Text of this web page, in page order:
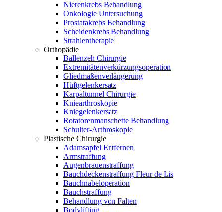
Nierenkrebs Behandlung
Onkologie Untersuchung
Prostatakrebs Behandlung
Scheidenkrebs Behandlung
Strahlentherapie
Orthopädie
Ballenzeh Chirurgie
Extremitätenverkürzungsoperation
Gliedmaßenverlängerung
Hüftgelenkersatz
Karpaltunnel Chirurgie
Kniearthroskopie
Kniegelenkersatz
Rotatorenmanschette Behandlung
Schulter-Arthroskopie
Plastische Chirurgie
Adamsapfel Entfernen
Armstraffung
Augenbrauenstraffung
Bauchdeckenstraffung Fleur de Lis
Bauchnabeloperation
Bauchstraffung
Behandlung von Falten
Bodylifting